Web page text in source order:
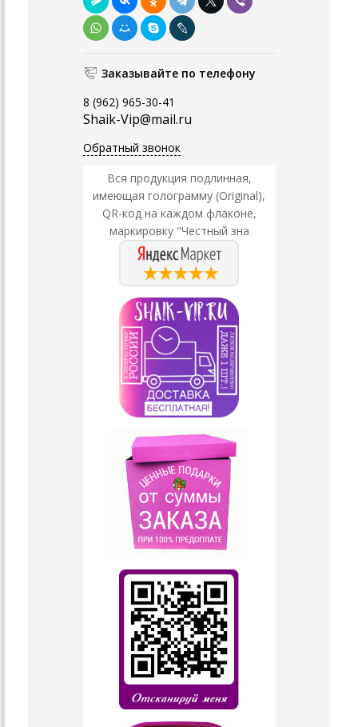
Заказывайте по телефону
8 (962) 965-30-41
Shaik-Vip@mail.ru
Обратный звонок
Вся продукция подлинная,
имеющая голограмму (Original),
QR-код на каждом флаконе,
маркировку "Честный зна